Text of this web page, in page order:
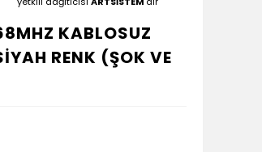
KABLOSUZ
RENK (ŞOK VE